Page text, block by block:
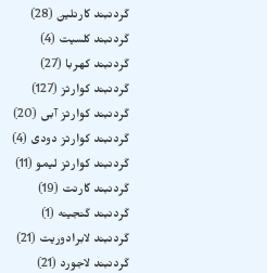
گردنبند کارنلین 28
گردنبند کلسیت
4
گردنبند کهربا
27
گردنبند کوارتز 127
گردنبند کوارتز آبی
20
گردنبند کوارتز دودی
4
گردنبند کوارتز لیمو 11
گردنبند گارنت
19
گردنبند گنجینه
1
گردنبند لابرادوریت
21
گردنبند لاجورد
21